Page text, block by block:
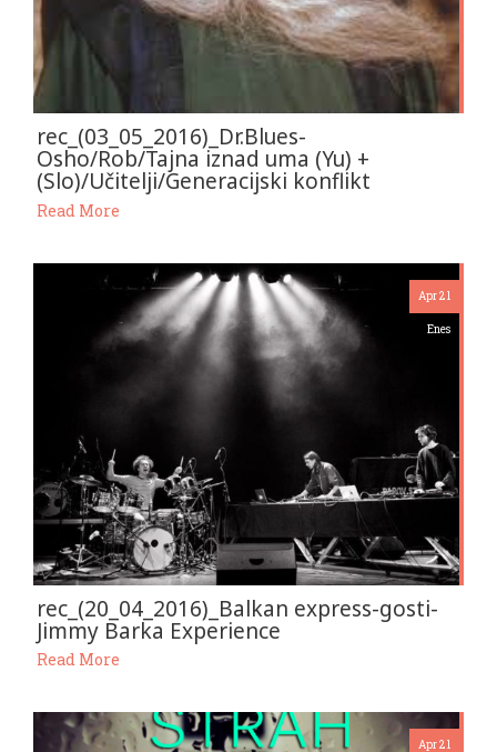
rec_(03_05_2016)_Dr.Blues-
Osho/Rob/Tajna iznad uma (Yu) +
(Slo)/Učitelji/Generacijski konflikt
Read More
Apr 21
Enes
rec_(20_04_2016)_Balkan express-gosti-
Jimmy Barka Experience
Read More
Apr 21